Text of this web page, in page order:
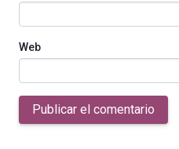
Web
Publicar el comentario